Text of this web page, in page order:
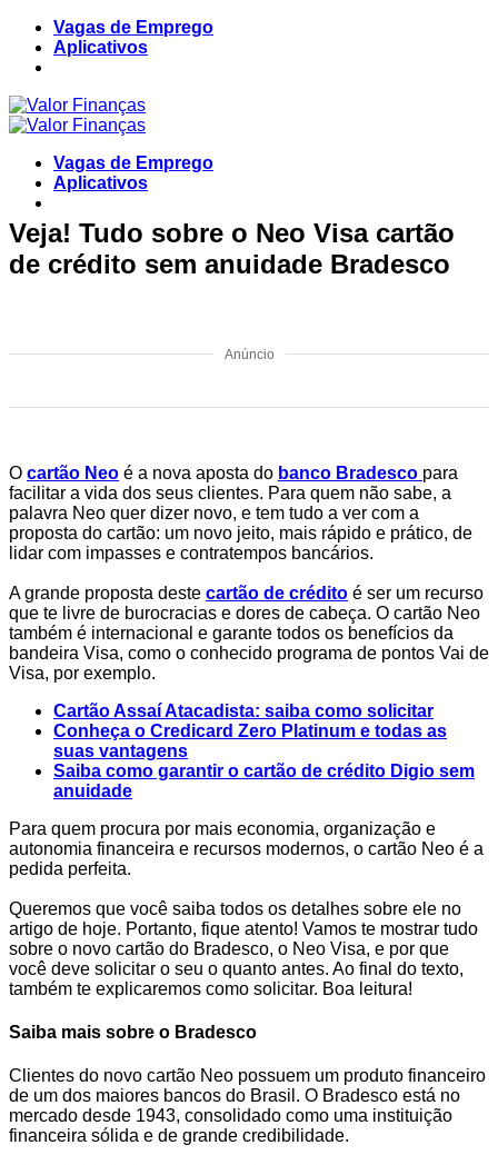
Skip
content
Vagas de Emprego
Aplicativos
Vagas de Emprego
Aplicativos
Veja! Tudo sobre o Neo Visa cartão
de crédito sem anuidade Bradesco
Anúncio
O cartão Neo é a nova aposta do banco Bradesco para
facilitar a vida dos seus clientes. Para quem não sabe, a
palavra Neo quer dizer novo, e tem tudo a ver com a
proposta do cartão: um novo jeito, mais rápido e prático, de
lidar com impasses e contratempos bancários.
A grande proposta deste cartão de crédito é ser um recurso
que te livre de burocracias e dores de cabeça. O cartão Neo
também é internacional e garante todos os benefícios da
bandeira Visa, como o conhecido programa de pontos Vai de
Visa, por exemplo.
Cartão Assaí Atacadista: saiba como solicitar
Conheça o Credicard Zero Platinum e todas as
suas vantagens
Saiba como garantir o cartão de crédito Digio sem
anuidade
Para quem procura por mais economia, organização e
autonomia financeira e recursos modernos, o cartão Neo é a
pedida perfeita.
Queremos que você saiba todos os detalhes sobre ele no
artigo de hoje. Portanto, fique atento! Vamos te mostrar tudo
sobre o novo cartão do Bradesco, o Neo Visa, e por que
você deve solicitar o seu o quanto antes. Ao final do texto,
também te explicaremos como solicitar. Boa leitura!
Saiba mais sobre o Bradesco
Clientes do novo cartão Neo possuem um produto financeiro
de um dos maiores bancos do Brasil. O Bradesco está no
mercado desde 1943, consolidado como uma instituição
financeira sólida e de grande credibilidade.